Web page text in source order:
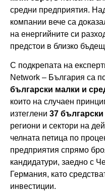
средни предприятия.
компании вече са
на енергийните си
предстои в близко
С подкрепата на
Network – България са
български малки и
които на случаен
изтеглени 37
региони и сектори на
челната петица по
предприятия спрямо
кандидатури, заедно с
Германия, като
инвестиции.